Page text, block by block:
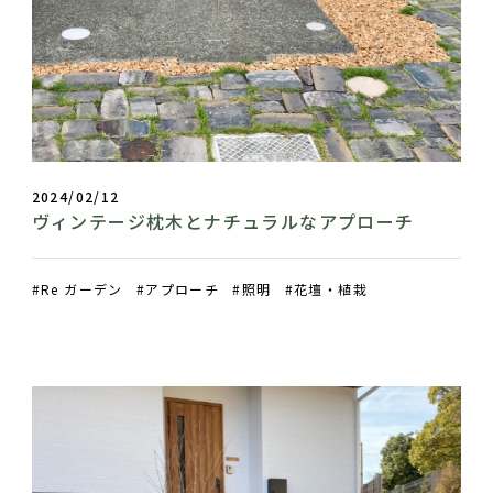
2024/02/12
ヴィンテージ枕木とナチュラルなアプローチ
Re ガーデン アプローチ 照明 花壇・植栽